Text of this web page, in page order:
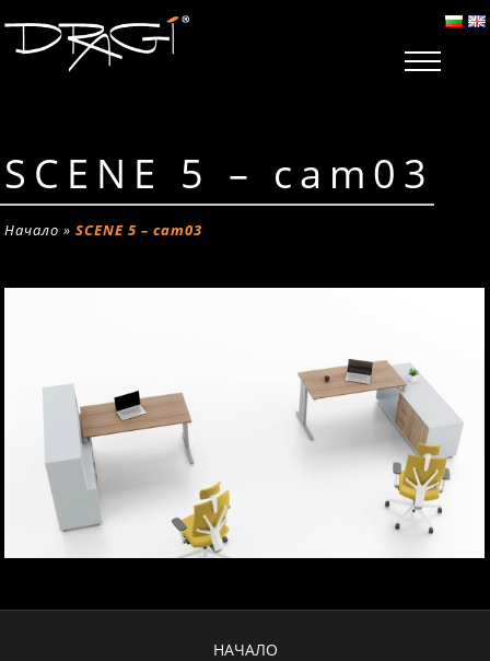
SCENE 5 – cam03
Начало »SCENE 5 – cam03
НАЧАЛО